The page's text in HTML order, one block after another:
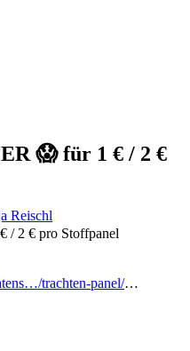
😱 für 1 € / 2 €
Reischl
/ 2 € pro Stoffpanel
trachten-panel/…